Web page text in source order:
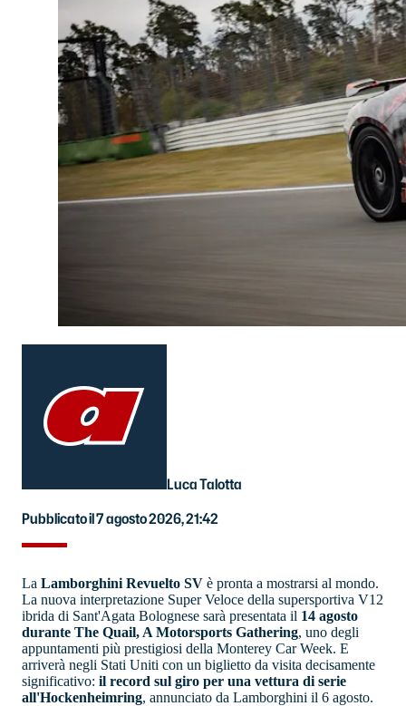
Luca Talotta
Pubblicato il 7 agosto 2026, 21:42
La Lamborghini Revuelto SV è pronta a mostrarsi al mondo.
La nuova interpretazione Super Veloce della supersportiva V12
ibrida di Sant'Agata Bolognese sarà presentata il 14 agosto
durante The Quail, A Motorsports Gathering, uno degli
appuntamenti più prestigiosi della Monterey Car Week. E
arriverà negli Stati Uniti con un biglietto da visita decisamente
significativo: il record sul giro per una vettura di serie
all'Hockenheimring, annunciato da Lamborghini il 6 agosto.